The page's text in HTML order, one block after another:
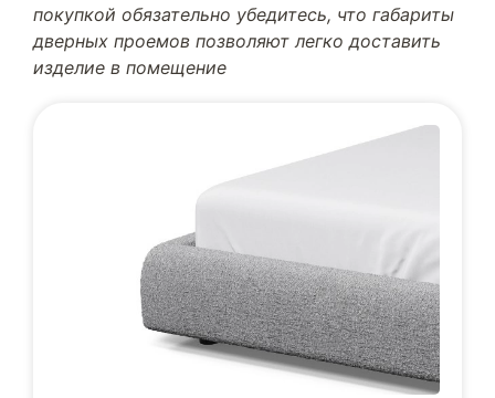
покупкой обязательно убедитесь, что габариты
дверных проемов позволяют легко доставить
изделие в помещение